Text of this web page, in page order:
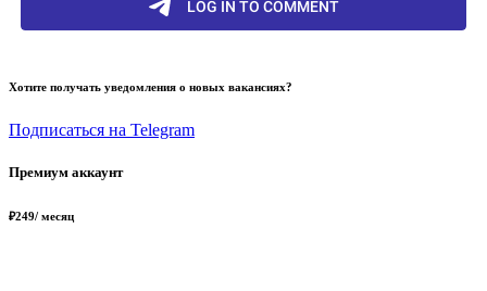
Хотите получать уведомления о новых вакансиях?
Подписаться на Telegram
Премиум аккаунт
₽249/ месяц